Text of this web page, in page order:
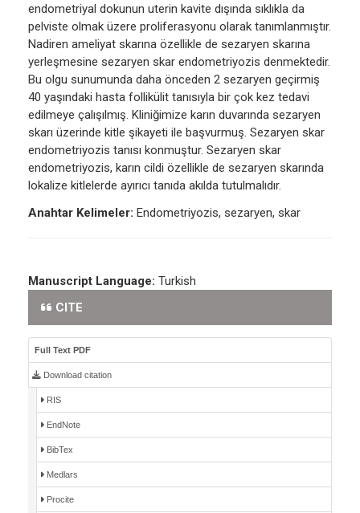
endometriyal dokunun uterin kavite dışında sıklıkla da
pelviste olmak üzere proliferasyonu olarak tanımlanmıştır.
Nadiren ameliyat skarına özellikle de sezaryen skarına
yerleşmesine sezaryen skar endometriyozis denmektedir.
Bu olgu sunumunda daha önceden 2 sezaryen geçirmiş
40 yaşındaki hasta follikülit tanısıyla bir çok kez tedavi
edilmeye çalışılmış. Kliniğimize karın duvarında sezaryen
skarı üzerinde kitle şikayeti ile başvurmuş. Sezaryen skar
endometriyozis tanısı konmuştur. Sezaryen skar
endometriyozis, karın cildi özellikle de sezaryen skarında
lokalize kitlelerde ayırıcı tanıda akılda tutulmalıdır.
Anahtar Kelimeler: Endometriyozis, sezaryen, skar
Manuscript Language: Turkish
CITE
Full Text PDF
Download citation
RIS
EndNote
BibTex
Medlars
Procite